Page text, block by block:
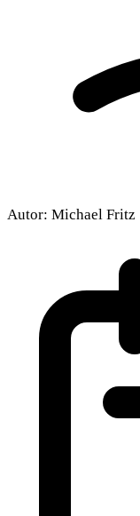
Autor: Michael Fritz